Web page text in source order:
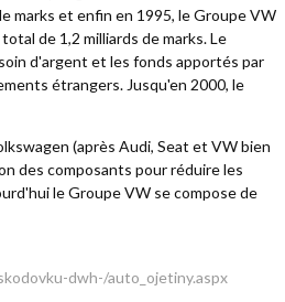
marks et enfin en 1995, le Groupe VW
de 1,2 milliards de marks. Le
d'argent et les fonds apportés par
étrangers. Jusqu'en 2000, le
(après Audi, Seat et VW bien
des composants pour réduire les
le Groupe VW se compose de
dwh-/auto_ojetiny.aspx